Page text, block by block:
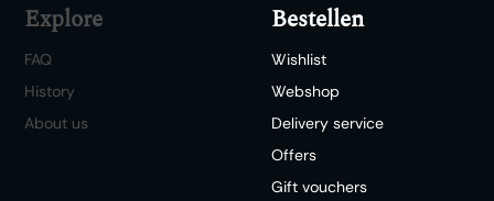
Explore
FAQ
History
About us
Bestellen
Wishlist
Webshop
Delivery service
Offers
Gift vouchers